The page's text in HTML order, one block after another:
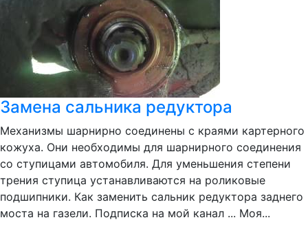
Замена сальника редуктора
Механизмы шарнирно соединены с краями картерного
кожуха. Они необходимы для шарнирного соединения
со ступицами автомобиля. Для уменьшения степени
трения ступица устанавливаются на роликовые
подшипники. Как заменить сальник редуктора заднего
моста на газели. Подписка на мой канал ... Моя...